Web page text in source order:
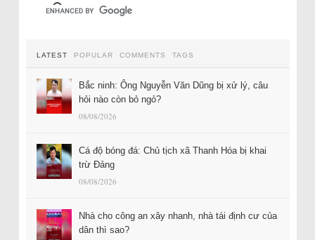
LATEST POPULAR COMMENTS TAGS
Bắc ninh: Ông Nguyễn Văn Dũng bị xử lý, câu
hỏi nào còn bỏ ngỏ?
08/08/2026
Cá độ bóng đá: Chủ tịch xã Thanh Hóa bị khai
trừ Đảng
08/08/2026
Nhà cho công an xây nhanh, nhà tái định cư của
dân thì sao?